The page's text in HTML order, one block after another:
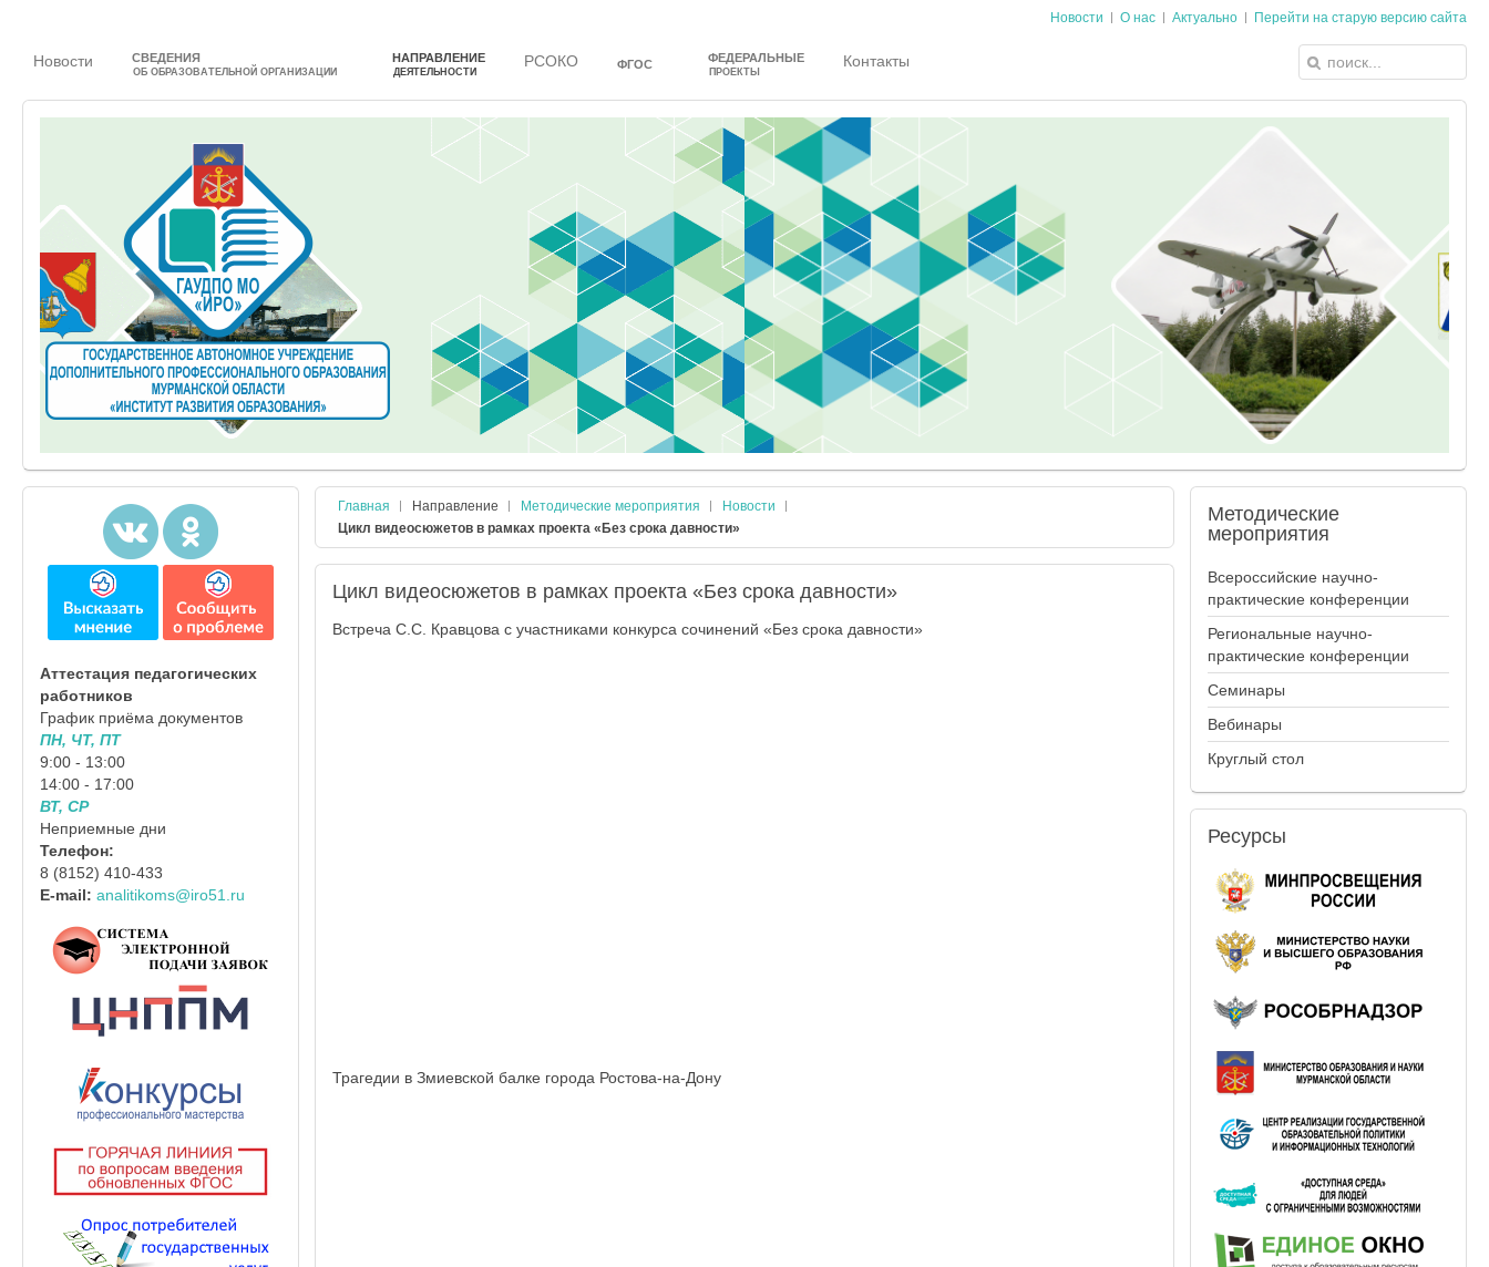
Новости О нас Актуально Перейти на старую версию сайта
Новости СВЕДЕНИЯ
ОБ ОБРАЗОВАТЕЛЬНОЙ ОРГАНИЗАЦИИ
НАПРАВЛЕНИЕ
ДЕЯТЕЛЬНОСТИ
РСОКО ФГОС ФЕДЕРАЛЬНЫЕ
ПРОЕКТЫ
Контакты
Главная Направление Методические мероприятия
Новости
Цикл видеосюжетов в рамках проекта «Без срока давности»
Цикл видеосюжетов в рамках проекта «Без срока давности»
Встреча С.С. Кравцова с участниками конкурса сочинений «Без срока давности»
Трагедии в Змиевской балке города Ростова-на-Дону
Аттестация педагогических
работников
График приёма документов
ПН, ЧТ, ПТ
9:00 - 13:00
14:00 - 17:00
ВТ, СР
Неприемные дни
Телефон:
8 (8152) 410-433
E-mail: analitikoms@iro51.ru
Методические
мероприятия
Всероссийские научно-
практические конференции
Региональные научно-
практические конференции
Семинары
Вебинары
Круглый стол
Ресурсы